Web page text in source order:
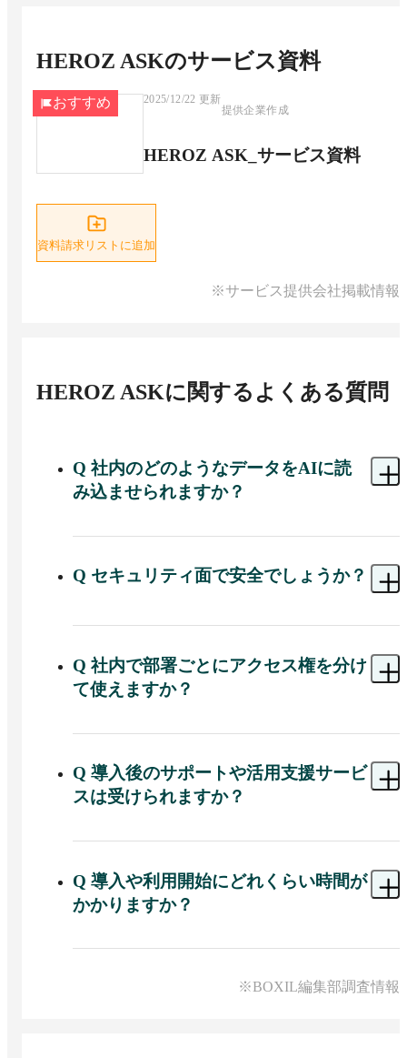
HEROZ ASKのサービス資料
おすすめ 2025/12/22 更新
提供企業作成
HEROZ ASK_サービス資料
資料請求リストに追加
※サービス提供会社掲載情報
HEROZ ASKに関するよくある質問
Q 社内のどのようなデータをAIに読
み込ませられますか？
A PDFやWord、Excelなどのドキュメントファイル
広く対応しています。これら社内外の独自データ
をアップロードし、HEROZ ASKに参照させて質
Q セキュリティ面で安全でしょうか？
A HEROZ ASKはMicrosoft Azure上のクローズド環
がAIモデルの学習に利用されない設定になってい
ます。さらに運営企業はISO27001の認証を取得済
みで、厳格な管理体制のもと安全にサービス運用
Q 社内で部署ごとにアクセス権を分け
て使えますか？
A できます。組織内でグループ単位の権限管理に
るデータ範囲を制限できます。特定グループのメ
ンバー以外には機密ファイルを参照させない設定
など、社内権限に応じた使い分けが可能です。
Q 導入後のサポートや活用支援サービ
スは受けられますか？
A はい。契約企業向けに生成AI活用のコンサルテ
わせたプロンプト作成の支援など、導入後の社内
定着をサポートするメニューが提供されていま
す。
Q 導入や利用開始にどれくらい時間が
かかりますか？
A 契約後すぐに利用できます。申込後に発行され
や社内資料のアップロード、グループ設定など初
※BOXIL編集部調査情報